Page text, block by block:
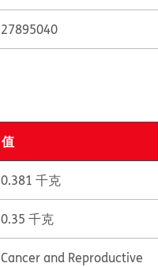
27895040
值
0.381 千克
0.35 千克
Cancer and Reproductive